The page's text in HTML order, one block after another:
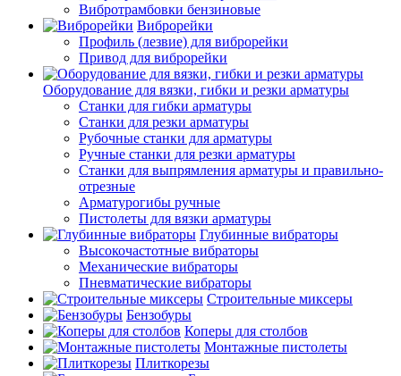
Вибротрамбовки бензиновые
Виброрейки
Профиль (лезвие) для виброрейки
Привод для виброрейки
Оборудование для вязки, гибки и резки арматуры
Станки для гибки арматуры
Станки для резки арматуры
Рубочные станки для арматуры
Ручные станки для резки арматуры
Станки для выпрямления арматуры и правильно-
отрезные
Арматурогибы ручные
Пистолеты для вязки арматуры
Глубинные вибраторы
Высокочастотные вибраторы
Механические вибраторы
Пневматические вибраторы
Строительные миксеры
Бензобуры
Коперы для столбов
Монтажные пистолеты
Плиткорезы